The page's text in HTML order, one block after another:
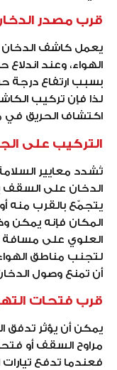
قرب مصدر
يعمل كاشف الدخان
الهواء، وعند
بسبب ارتفاع درجة
لذا فإن تركيب
اكتشاف الحريق في
التركيب على
تُشدد معايير
الدخان على السقف
يتجمّع بالقرب منه
المكان فإنه يمكن
أن تمنع وصول
قرب فتحات
يمكن أن يؤثر تدفق
مراوح السقف أو
فعندما تدفع